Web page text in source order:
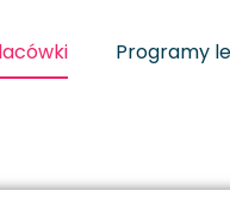
Programy